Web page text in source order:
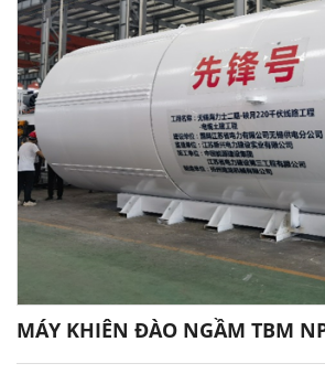
MÁY KHIÊN ĐÀO NGẦM TBM